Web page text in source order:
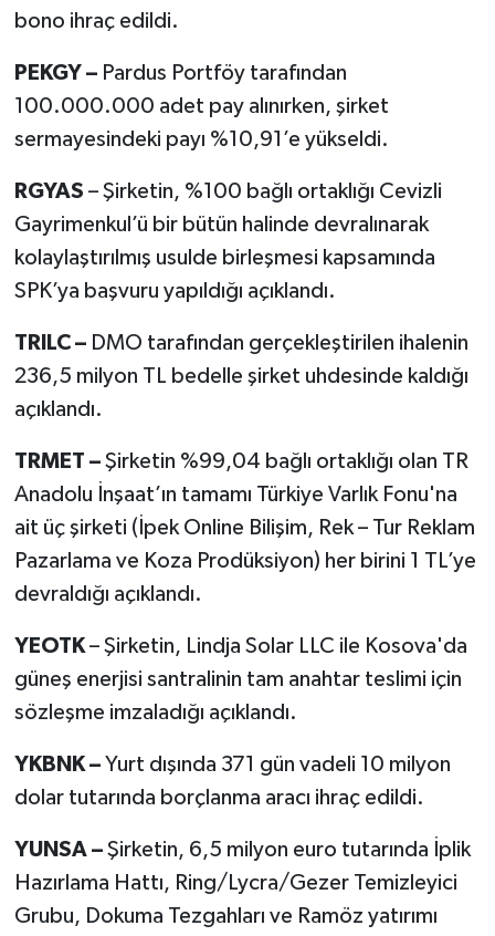
bono ihraç edildi.
PEKGY – Pardus Portföy tarafından
100.000.000 adet pay alınırken, şirket
sermayesindeki payı %10,91’e yükseldi.
RGYAS – Şirketin, %100 bağlı ortaklığı Cevizli
Gayrimenkul’ü bir bütün halinde devralınarak
kolaylaştırılmış usulde birleşmesi kapsamında
SPK’ya başvuru yapıldığı açıklandı.
TRILC – DMO tarafından gerçekleştirilen ihalenin
236,5 milyon TL bedelle şirket uhdesinde kaldığı
açıklandı.
TRMET – Şirketin %99,04 bağlı ortaklığı olan TR
Anadolu İnşaat’ın tamamı Türkiye Varlık Fonu'na
ait üç şirketi (İpek Online Bilişim, Rek – Tur Reklam
Pazarlama ve Koza Prodüksiyon) her birini 1 TL’ye
devraldığı açıklandı.
YEOTK – Şirketin, Lindja Solar LLC ile Kosova'da
güneş enerjisi santralinin tam anahtar teslimi için
sözleşme imzaladığı açıklandı.
YKBNK – Yurt dışında 371 gün vadeli 10 milyon
dolar tutarında borçlanma aracı ihraç edildi.
YUNSA – Şirketin, 6,5 milyon euro tutarında İplik
Hazırlama Hattı, Ring/Lycra/Gezer Temizleyici
Grubu, Dokuma Tezgahları ve Ramöz yatırımı